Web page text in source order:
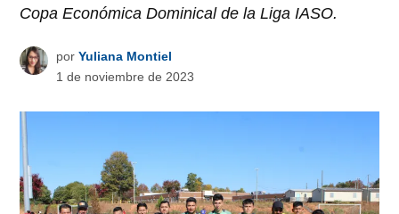
Copa Económica Dominical de la Liga IASO.
por Yuliana Montiel
1 de noviembre de 2023